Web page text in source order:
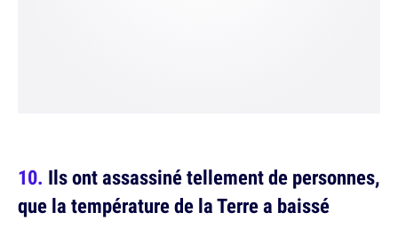
Ils ont assassiné tellement de personnes,
que la température de la Terre a baissé